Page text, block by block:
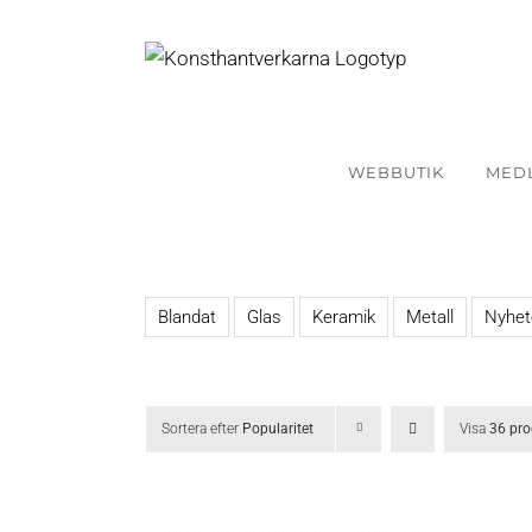
WEBBUTIK
Blandat Glas Keramik Metall
Sortera efter Popularitet Visa 36